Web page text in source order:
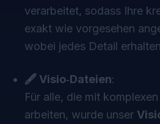
verarbeitet, sodass Ihre
exakt wie vorgesehen
wobei jedes Detail
🖋 Visio‑Dateien:
Für alle, die mit
arbeiten, wurde unser